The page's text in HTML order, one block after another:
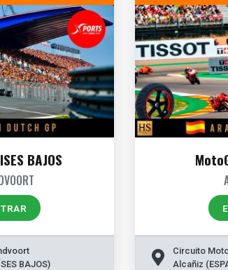
BAJOS
BAJOS)
Circuito
Alcañiz